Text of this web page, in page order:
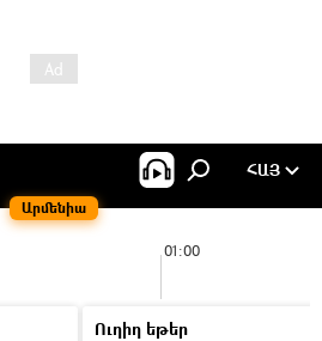
Արմենիա
ՀԱՅ
01:00
Ուղիղ եթեր